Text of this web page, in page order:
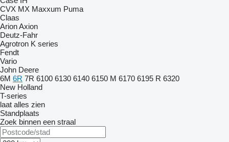
CVX MX Maxxum Puma
Claas
ArionAxion
Deutz-Fahr
Agrotron K series
Fendt
Vario
John Deere
6M 6R 7R 6100 6130 6140 6150 M 6170 6195 R 6320
New Holland
T-series
laat alles zien
Standplaats
Zoek binnen een straal